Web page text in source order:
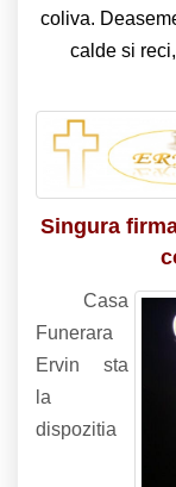
coliva.
calde si
Singura
Casa
Funerara
Ervin sta
la
dispozitia